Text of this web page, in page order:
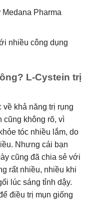
Pharma
nhiều công dụng
L-Cystein trị
về khả năng trị rụng
cũng không rõ, vì
tóc nhiều lắm, do
Nhưng cái bạn
cũng đã chia sẻ với
rất nhiều, nhiều khi
lúc sáng tỉnh dậy.
điều trị mụn giống